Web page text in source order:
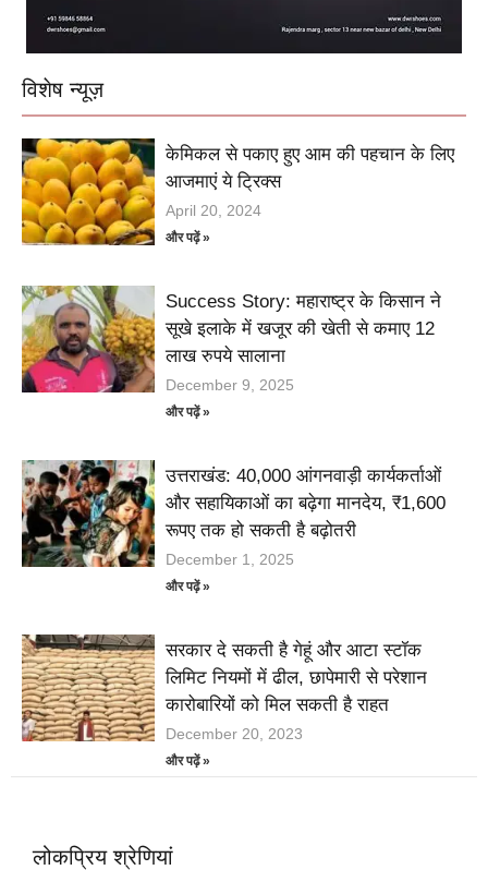
विशेष न्यूज़
केमिकल से पकाए हुए आम की पहचान के लिए
आजमाएं ये ट्रिक्स
April 20, 2024
और पढ़ें »
Success Story: महाराष्ट्र के किसान ने
सूखे इलाके में खजूर की खेती से कमाए 12
लाख रुपये सालाना
December 9, 2025
और पढ़ें »
उत्तराखंड: 40,000 आंगनवाड़ी कार्यकर्ताओं
और सहायिकाओं का बढ़ेगा मानदेय, ₹1,600
रूपए तक हो सकती है बढ़ोतरी
December 1, 2025
और पढ़ें »
सरकार दे सकती है गेहूं और आटा स्टॉक
लिमिट नियमों में ढील, छापेमारी से परेशान
कारोबारियों को मिल सकती है राहत
December 20, 2023
और पढ़ें »
लोकप्रिय श्रेणियां